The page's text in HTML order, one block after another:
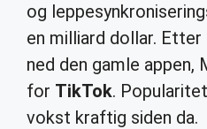
og
en milliard dollar.
ned den gamle appen,
for TikTok.
vokst kraftig siden da.